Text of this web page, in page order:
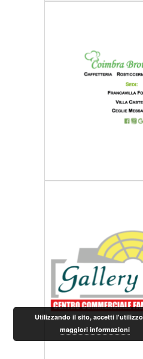
Utilizzando il sito, accetti
maggiori informazioni